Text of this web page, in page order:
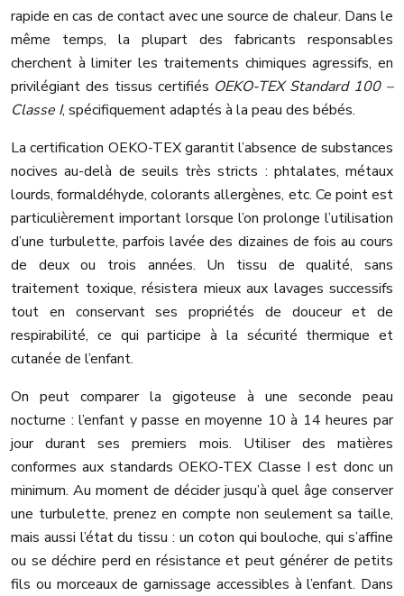
rapide en cas de contact avec une source de chaleur. Dans le
même temps, la plupart des fabricants responsables
cherchent à limiter les traitements chimiques agressifs, en
privilégiant des tissus certifiés OEKO-TEX Standard 100 –
Classe I, spécifiquement adaptés à la peau des bébés.
La certification OEKO-TEX garantit l’absence de substances
nocives au-delà de seuils très stricts : phtalates, métaux
lourds, formaldéhyde, colorants allergènes, etc. Ce point est
particulièrement important lorsque l’on prolonge l’utilisation
d’une turbulette, parfois lavée des dizaines de fois au cours
de deux ou trois années. Un tissu de qualité, sans
traitement toxique, résistera mieux aux lavages successifs
tout en conservant ses propriétés de douceur et de
respirabilité, ce qui participe à la sécurité thermique et
cutanée de l’enfant.
On peut comparer la gigoteuse à une seconde peau
nocturne : l’enfant y passe en moyenne 10 à 14 heures par
jour durant ses premiers mois. Utiliser des matières
conformes aux standards OEKO-TEX Classe I est donc un
minimum. Au moment de décider jusqu’à quel âge conserver
une turbulette, prenez en compte non seulement sa taille,
mais aussi l’état du tissu : un coton qui bouloche, qui s’affine
ou se déchire perd en résistance et peut générer de petits
fils ou morceaux de garnissage accessibles à l’enfant. Dans